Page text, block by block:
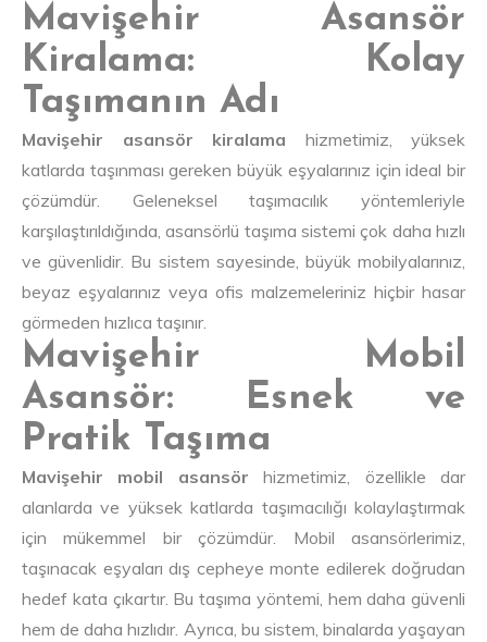
Mavişehir Asansör
Kiralama: Kolay
Taşımanın Adı
Mavişehir asansör kiralama hizmetimiz, yüksek
katlarda taşınması gereken büyük eşyalarınız için ideal bir
çözümdür. Geleneksel taşımacılık yöntemleriyle
karşılaştırıldığında, asansörlü taşıma sistemi çok daha hızlı
ve güvenlidir. Bu sistem sayesinde, büyük mobilyalarınız,
beyaz eşyalarınız veya ofis malzemeleriniz hiçbir hasar
görmeden hızlıca taşınır.
Mavişehir Mobil
Asansör: Esnek ve
Pratik Taşıma
Mavişehir mobil asansör hizmetimiz, özellikle dar
alanlarda ve yüksek katlarda taşımacılığı kolaylaştırmak
için mükemmel bir çözümdür. Mobil asansörlerimiz,
taşınacak eşyaları dış cepheye monte edilerek doğrudan
hedef kata çıkartır. Bu taşıma yöntemi, hem daha güvenli
hem de daha hızlıdır. Ayrıca, bu sistem, binalarda yaşayan